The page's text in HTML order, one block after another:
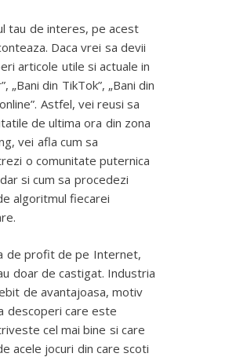
tau de interes, pe acest
Daca vrei sa devii
articole utile si actuale in
„Bani din TikTok”, „Bani din
Astfel, vei reusi sa
de ultima ora din zona
vei afla cum sa
o comunitate puternica
si cum sa procedezi
algoritmul fiecarei
de profit de pe Internet,
doar de castigat. Industria
de avantajoasa, motiv
descoperi care este
cel mai bine si care
acele jocuri din care scoti